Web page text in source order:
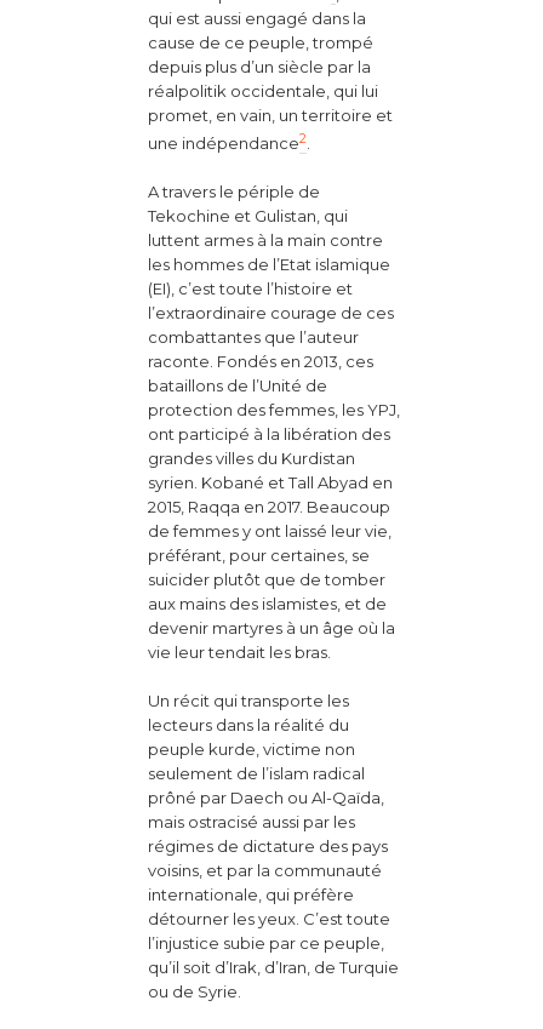
qui est aussi engagé dans la
cause de ce peuple, trompé
depuis plus d’un siècle par la
réalpolitik occidentale, qui lui
promet, en vain, un territoire et
une indépendance2.
A travers le périple de
Tekochine et Gulistan, qui
luttent armes à la main contre
les hommes de l’Etat islamique
(EI), c’est toute l’histoire et
l’extraordinaire courage de ces
combattantes que l’auteur
raconte. Fondés en 2013, ces
bataillons de l’Unité de
protection des femmes, les YPJ,
ont participé à la libération des
grandes villes du Kurdistan
syrien. Kobané et Tall Abyad en
2015, Raqqa en 2017. Beaucoup
de femmes y ont laissé leur vie,
préférant, pour certaines, se
suicider plutôt que de tomber
aux mains des islamistes, et de
devenir martyres à un âge où la
vie leur tendait les bras.
Un récit qui transporte les
lecteurs dans la réalité du
peuple kurde, victime non
seulement de l’islam radical
prôné par Daech ou Al-Qaïda,
mais ostracisé aussi par les
régimes de dictature des pays
voisins, et par la communauté
internationale, qui préfère
détourner les yeux. C’est toute
l’injustice subie par ce peuple,
qu’il soit d’Irak, d’Iran, de Turquie
ou de Syrie.